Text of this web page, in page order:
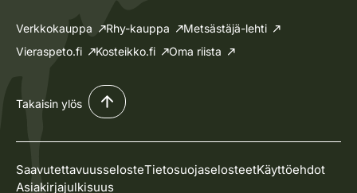
Verkkokauppa Rhy-kauppa
Metsästäjä-lehti
Vieraspeto.fi
Kosteikko.fi Oma riista
Takaisin ylös
SaavutettavuusselosteTietosuojaselosteetKäyttöehdot
Asiakirjajulkisuus